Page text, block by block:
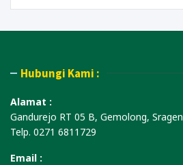
Hubungi Kami :
Alamat :
Gandurejo RT 05 B, Gemolong, Sragen
Telp. 0271 6811729
Email :